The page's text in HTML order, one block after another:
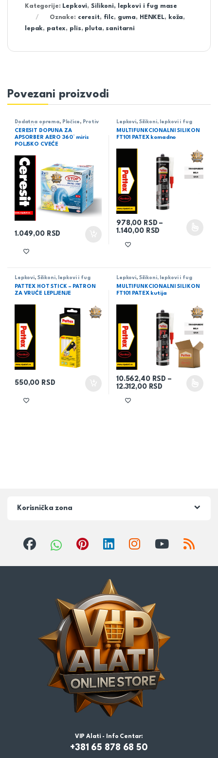
Kategorije: Lepkovi,Silikoni, lepkovi i fug mase
Oznake: ceresit, filc, guma, HENKEL, koža,
lepak, patex, plis, pluta, sanitarni
Povezani proizvodi
Dodatna oprema, Pločice , Protiv
CERESIT DOPUNA ZA
APSORBER AERO 360° miris
POLJSKO CVEĆE
1.049,00 RSD
Lepkovi, Silikoni, lepkovi i fug
MULTIFUNKCIONALNI SILIKON
FT101 PATEX komadno
978,00 RSD –
1.140,00 RSD
Ovaj proizvod ima više
Lepkovi, Silikoni, lepkovi i fug
PATTEX HOT STICK – PATRON
ZA VRUĆE LEPLJENJE
550,00 RSD
Lepkovi, Silikoni, lepkovi i fug
MULTIFUNKCIONALNI SILIKON
FT101 PATEX kutija
10.562,40 RSD –
12.312,00 RSD
Ovaj proizvod ima više
Korisnička zona
VIP Alati - Info Centar:
+381 65 878 68 50